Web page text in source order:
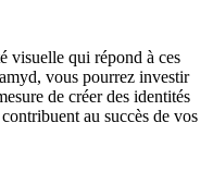
visuelle qui répond à ces
vous pourrez investir
de créer des identités
au succès de vos